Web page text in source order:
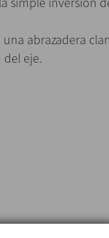
abrazadera
eje.